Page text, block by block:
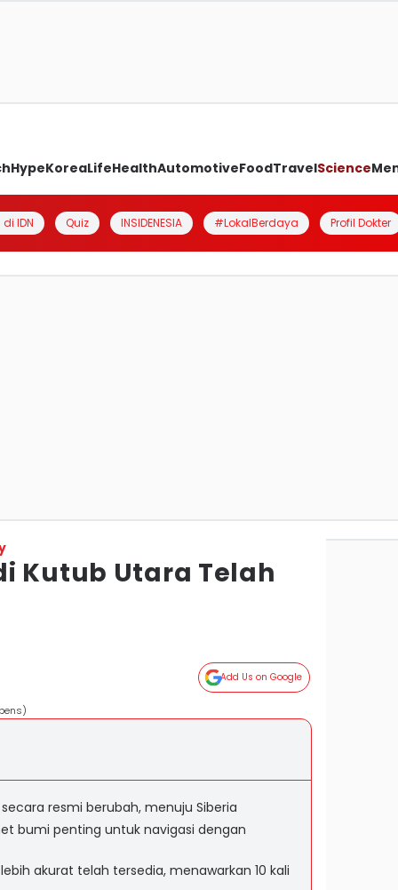
HypeKoreaLifeHealthAutomotiveFoodTravelScience
IDN Quiz INSIDENESIA #LokalBerdaya Profil Dokter
Kutub Utara Telah
Add Us on Google
resmi berubah, menuju Siberia
bumi penting untuk navigasi dengan
akurat telah tersedia, menawarkan 10 kali